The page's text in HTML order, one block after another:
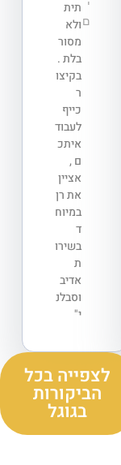
י
ם
תית
ולא
מסור
בלת .
בקיצו
ר
כייף
לעבוד
איתכ
ם ,
אציין
את רן
במיוח
ד
בשירו
ת
אדיב
וסבלנ
י"
לצפייה בכל
הביקורות
בגוגל